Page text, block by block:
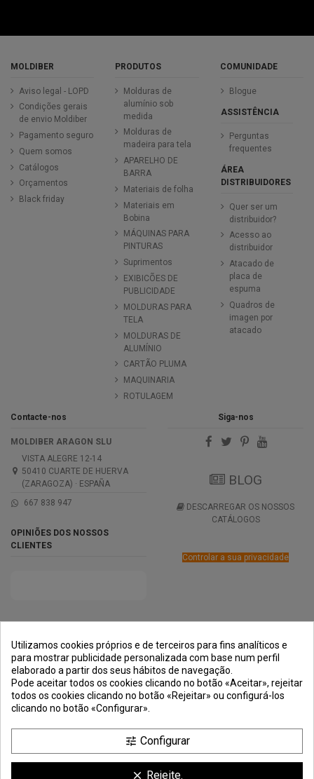
MOLDIBER
Aviso legal - LOPD
Condições gerais
de envio Moldiber
Pagamento seguro
Quem somos
Catálogos
Orçamentos
Black friday
PRODUTOS
Molduras de
alumínio sob
medida
Molduras de
madeira para tela
APARELHO DE
BARRA
Materiais de folha
Materiais em
Bobina
MÁQUINAS PARA
PINTURAS
Suprimentos
EXIBICÕES DE
PUBLICIDADE
MOLDURAS PARA
TELA
MOLDURAS DE
ALUMÍNIO
CARTÃO PLUMA
MAQUINARIA
ROTULAGEM
COMUNIDADE
Blogue
ASSISTÊNCIA
Perguntas
frequentes
ÁREA
DISTRIBUIDORES
Quer ser um
distribuidor?
Acesso ao
distribuidor
Atacado de
placa de
espuma
Quadros de
imagen por
atacado
Contacte-nos
MOLDIBER ARAGON SLU
VISTA ALEGRE 12-14
50410 CUARTE DE HUERVA
(ZARAGOZA) · ESPAÑA
667 838 947
OPINIÕES DOS NOSSOS
CLIENTES
Siga-nos
BLOG
DESCARREGAR OS NOSSOS
CATÁLOGOS
Controlar a sua privacidade
PAGAMENTO
SEGURA
Utilizamos cookies próprios e de terceiros para fins analíticos e
para mostrar publicidade personalizada com base num perfil
elaborado a partir dos seus hábitos de navegação.
Pode aceitar todos os cookies clicando no botão «Aceitar», rejeitar
todos os cookies clicando no botão «Rejeitar» ou configurá-los
clicando no botão «Configurar».
tune Configurar
clear Rejeite.